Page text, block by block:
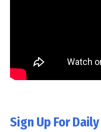
Sign Up For